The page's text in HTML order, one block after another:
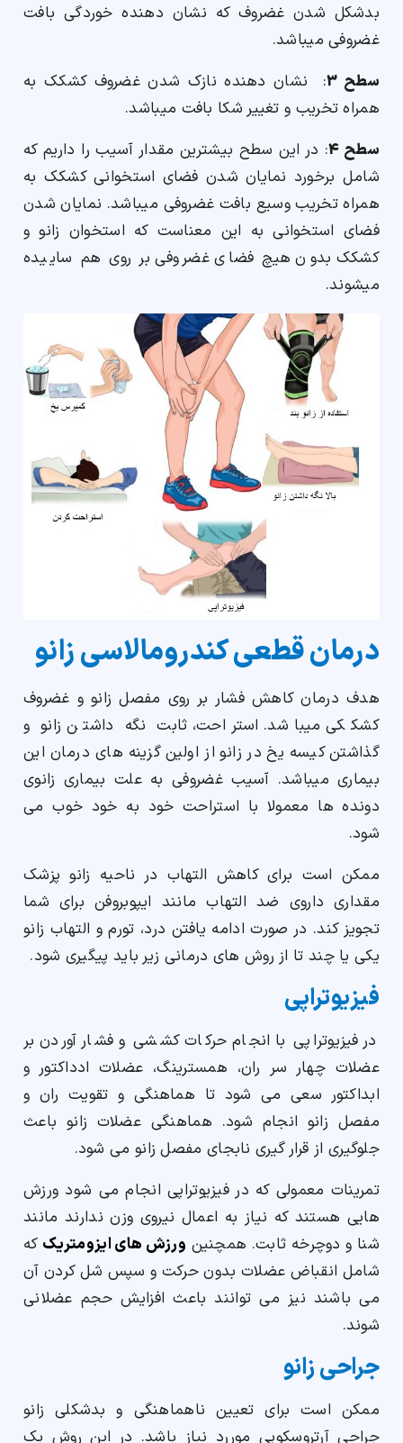
بدشکل شدن غضروف که نشان دهنده خوردگی بافت
غضروفی میباشد.
سطح 3
: نشان دهنده نازک شدن غضروف کشکک به
همراه تخریب و تغییر شکا بافت میباشد.
سطح 4
: در این سطح بیشترین مقدار آسیب را داریم که
شامل برخورد نمایان شدن فضای استخوانی کشکک به
همراه تخریب وسیع بافت غضروفی میباشد. نمایان شدن
فضای استخوانی به این معناست که استخوان زانو و
کشکک بدون هیچ فضای غضروفی بر روی هم ساییده
میشوند.
درمان قطعی کندرومالاسی زانو
هدف درمان کاهش فشار بر روی مفصل زانو و غضروف
کشککی میباشد. استراحت، ثابت نگه داشتن زانو و
گذاشتن کیسه یخ در زانو از اولین گزینه های درمان این
بیماری میباشد. آسیب غضروفی به علت بیماری زانوی
دونده ها معمولا با استراحت خود به خود خوب می
شود.
ممکن است برای کاهش التهاب در ناحیه زانو پزشک
مقداری داروی ضد التهاب مانند ایپوبروفن برای شما
تجویز کند. در صورت ادامه یافتن درد، تورم و التهاب زانو
یکی یا چند تا از روش های درمانی زیر باید پیگیری شود.
فیزیوتراپی
در فیزیوتراپی با انجام حرکات کششی و فشار آوردن بر
عضلات چهار سر ران، همسترینگ، عضلات ادداکتور و
ابداکتور سعی می شود تا هماهنگی و تقویت ران و
مفصل زانو انجام شود. هماهنگی عضلات زانو باعث
جلوگیری از قرار گیری نابجای مفصل زانو می شود.
تمرینات معمولی که در فیزیوتراپی انجام می شود ورزش
هایی هستند که نیاز به اعمال نیروی وزن ندارند مانند
شنا و دوچرخه ثابت. همچنین ورزش های ایزومتریک که
شامل انقباض عضلات بدون حرکت و سپس شل کردن آن
می باشند نیز می توانند باعث افزایش حجم عضلانی
شوند.
جراحی زانو
ممکن است برای تعیین ناهماهنگی و بدشکلی زانو
جراحی آرتروسکوپی موررد نیاز باشد. در این روش یک